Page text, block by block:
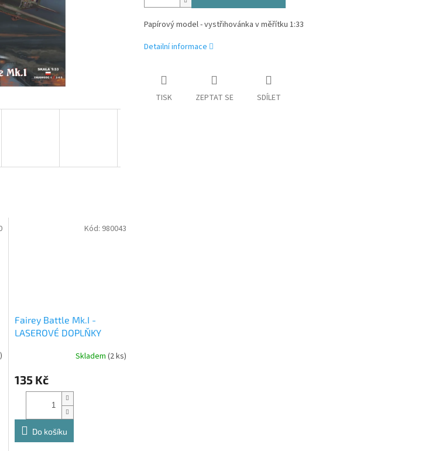
Papírový model - vystřihovánka v měřítku 1:33
Detailní informace
TISK ZEPTAT SE SDÍLET
Fairey Battle Mk.I -
LASEROVÉ DOPLŇKY
Skladem (2 ks)
135 Kč
Do košíku
Kód: 980043